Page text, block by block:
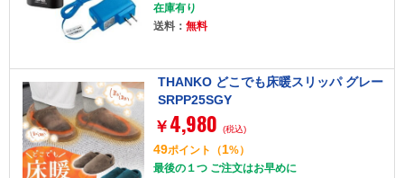
在庫有り
送料： 無料
THANKO どこでも床暖スリッパ グレー
SRPP25SGY
￥ 4,980 (税込)
49ポイント （1%）
最後の１つ ご注文はお早めに